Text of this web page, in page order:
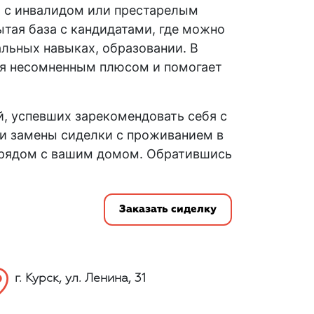
с инвалидом или престарелым
база с кандидатами, где можно
навыках, образовании. В
несомненным плюсом и помогает
зарекомендовать себя с
замены сиделки с проживанием в
с вашим домом. Обратившись
Заказать сиделку
г. Курск, ул. Ленина, 31